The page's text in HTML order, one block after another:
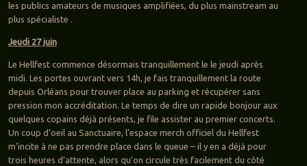
les publics amateurs de musiques amplifiées, du plus mainstream au
plus spécialiste .
Jeudi 27 juin
Le Hellfest commence désormais tranquillement le le jeudi après
midi. Les portes ouvrant vers 14h, je fais tranquillement la route
depuis Orléans pour trouver place au parking et récupérer sans
pression mon accréditation. Le temps de dire un rapide bonjour aux
quelques copains déjà présents, je file assister au premier concerts.
Un coup d’oeil au Sanctuaire, l’espace merch officiel du Hellfest
m’incite à ne pas prendre place dans le queue – il y en a déjà pour
trois heures d’attente, alors qu’on circule très facilement du côté